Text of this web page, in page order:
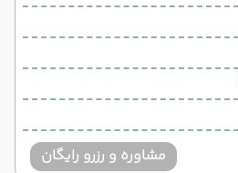
مشاوره و رزرو رایگان